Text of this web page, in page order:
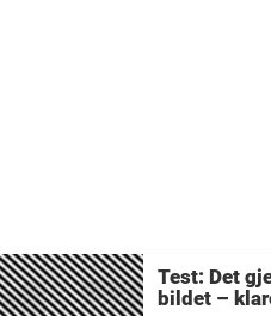
Test: Det
bildet –